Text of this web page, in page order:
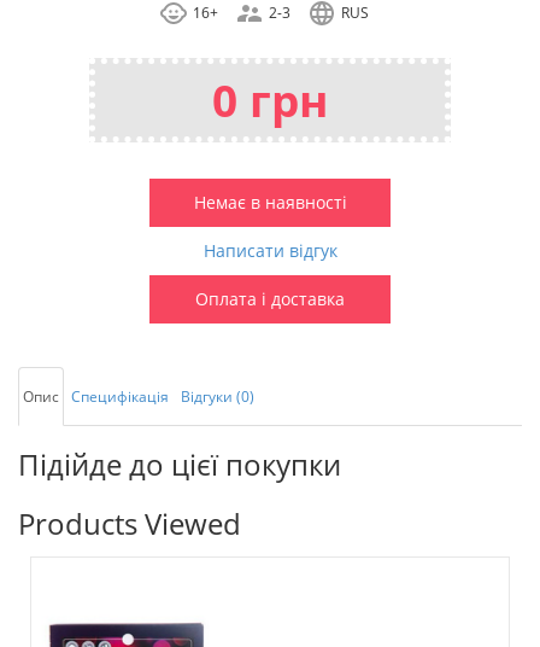
16+ 2-3 RUS
0 грн
Немає в наявності
Написати відгук
Оплата і доставка
Опис Специфікація Відгуки (0)
Підійде до цієї покупки
Products Viewed